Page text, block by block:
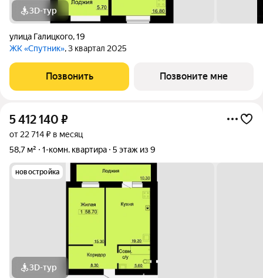
3D-тур
улица Галицкого,19
ЖК «Спутник», 3 квартал 2025
Позвонить Позвоните мне
5 412 140 ₽
от 22 714 ₽ в месяц
58,7 м²
1-комн. квартира 5 этаж из 9
новостройка
3D-тур